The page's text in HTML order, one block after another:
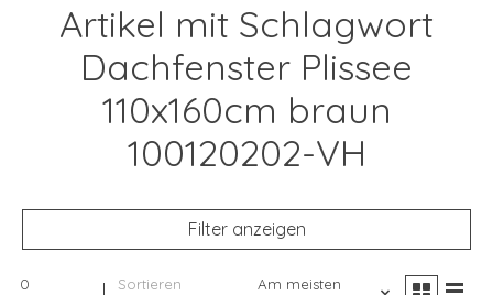
Artikel mit Schlagwort
Dachfenster Plissee
110x160cm braun
100120202-VH
Filter anzeigen
0
Sortieren
Am meisten